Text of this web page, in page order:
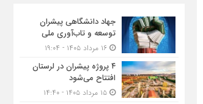
جهاد دانشگاهی پیشران
توسعه و تاب‌آوری ملی
۴ پروژه پیشران در لرستان
افتتاح می‌شود